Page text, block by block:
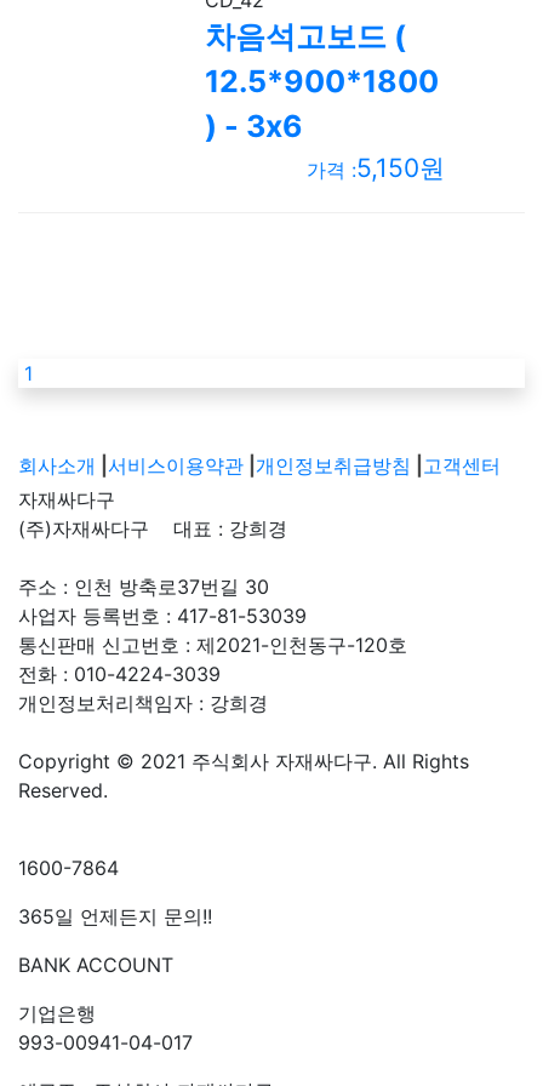
차음석고보드 (
12.5*900*1800
) - 3x6
가격 :5,150원
1
회사소개 서비스이용약관 개인정보취급방침
고객센터
자재싸다구
(주)자재싸다구 대표 : 강희경
주소 : 인천 방축로37번길 30
사업자 등록번호 : 417-81-53039
통신판매 신고번호 : 제2021-인천동구-120호
전화 : 010-4224-3039
개인정보처리책임자 : 강희경
Copyright © 2021 주식회사 자재싸다구. All Rights
Reserved.
1600-7864
365일 언제든지 문의!!
BANK ACCOUNT
기업은행
993-00941-04-017